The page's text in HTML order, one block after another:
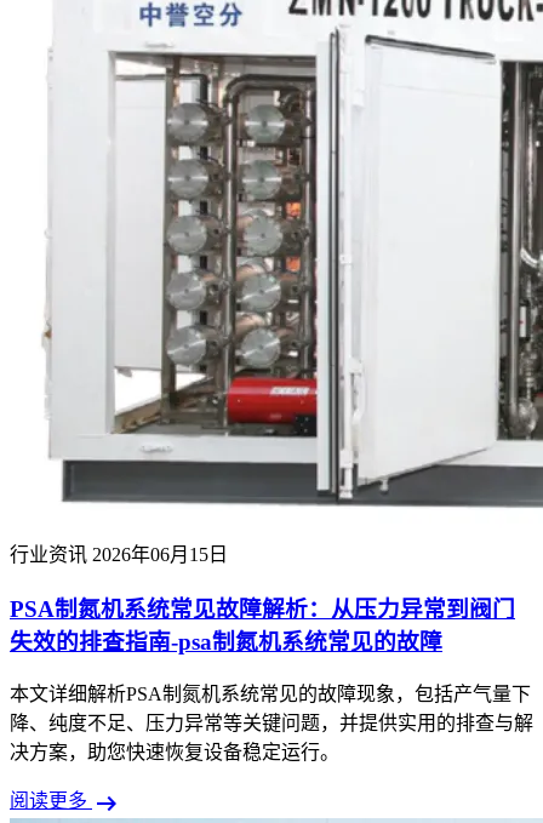
行业资讯 2026年06月15日
PSA制氮机系统常见故障解析：从压力异常到阀门
失效的排查指南-psa制氮机系统常见的故障
本文详细解析PSA制氮机系统常见的故障现象，包括产气量下
降、纯度不足、压力异常等关键问题，并提供实用的排查与解
决方案，助您快速恢复设备稳定运行。
阅读更多 arrow_right_alt